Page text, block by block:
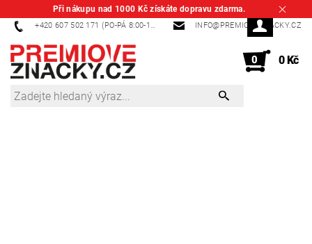
Při nákupu nad 1000 Kč získáte dopravu zdarma.
+420 607 502 171 (PO-PÁ 8:00-14:00) INFO@PREMIOVEZNACKY.CZ
0 0 Kč